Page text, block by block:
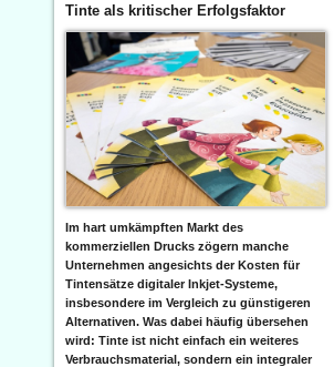
Tinte als kritischer Erfolgsfaktor
Im hart umkämpften Markt des
kommerziellen Drucks zögern manche
Unternehmen angesichts der Kosten für
Tintensätze digitaler Inkjet-Systeme,
insbesondere im Vergleich zu günstigeren
Alternativen. Was dabei häufig übersehen
wird: Tinte ist nicht einfach ein weiteres
Verbrauchsmaterial, sondern ein integraler